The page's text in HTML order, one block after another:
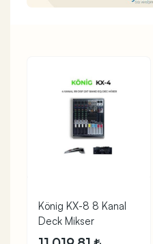
König KX-8 8 Kanal
Deck Mikser